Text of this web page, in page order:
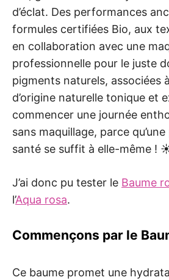
d’éclat. Des performances
formules certifiées Bio, aux
en collaboration avec une
professionnelle pour le juste
pigments naturels, associées
d’origine naturelle tonique et
commencer une journée
sans maquillage, parce
santé se suffit à elle-même !
J’ai donc pu tester le Baume
l’Aqua rosa.
Commençons par le
Ce baume promet une